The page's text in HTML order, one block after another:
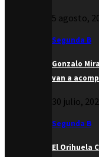
5 agosto,
Segunda B
Gonzalo
van a
30 julio,
Segunda B
El Orihuela